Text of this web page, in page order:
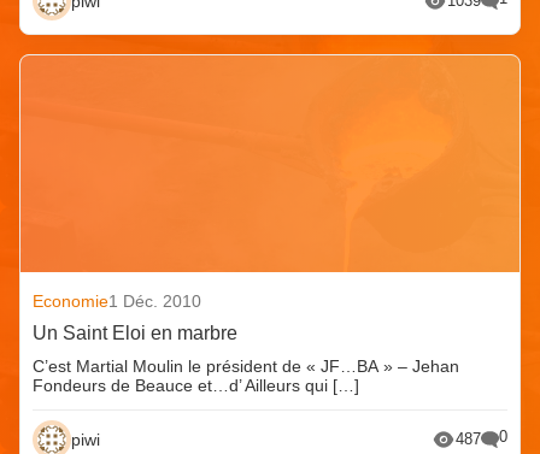
Economie1 Déc. 2010
Un Saint Eloi en marbre
C’est Martial Moulin le président de « JF…BA » – Jehan
Fondeurs de Beauce et…d’ Ailleurs qui […]
piwi 487 0